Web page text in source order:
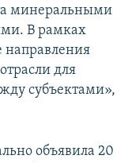
минеральными
В рамках
направления
для
субъектами»,
объявила 20